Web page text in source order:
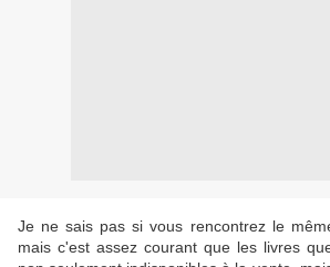
Je ne sais pas si vous rencontrez le
mais c'est assez courant que les livres